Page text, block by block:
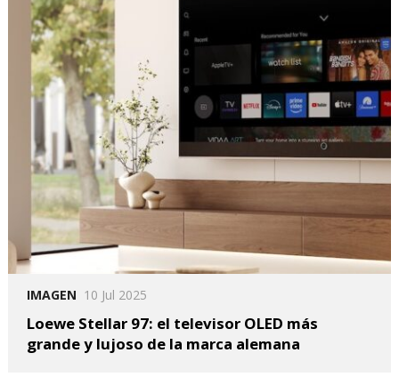
IMAGEN 10 Jul 2025
Loewe Stellar 97: el televisor OLED más
grande y lujoso de la marca alemana